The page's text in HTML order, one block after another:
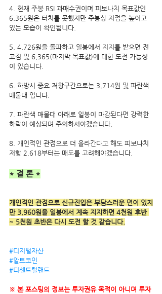
4. 현재 주봉 RSI 과매수권이며 피보나치 목표값인
6,365원은 터치를 못했지만 주봉상 저점을 높이고
있는 모습이 확인됩니다.
5. 4,726원을 돌파하고 일봉에서 지지를 받으면 전
고점 및 6,365(마지막 목표값)에 대한 도전 가능성
이 있습니다.
6. 하방시 중요 저항구간으로는 3,714원 및 파란색
매물대 입니다.
7. 파란색 매물대 아래로 일봉이 마감된다면 강력한
하락이 예상되며 주의하셔야겠습니다.
8. 개인적인 관점으로 더 올라간다고 해도 피보나치
저항 2.618부터는 매도를 고려해야겠습니다.
* 결 론 *
개인적인 관점으로 신규진입은 부담스러운 면이 있지
만 3,960원을 일봉에서 계속 지지하면 4천원 후반
~ 5천원 초반은 다시 도전 할 것 같습니다.
#디지털자산
#알트코인
#디센트럴랜드
※ 본 포스팅의 정보는 투자권유 목적이 아니며 투자